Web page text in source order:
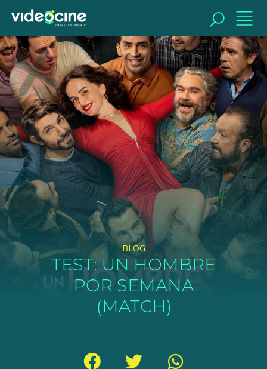
BUSCAR
BLOG
TEST: UN HOMBRE
POR SEMANA
(MATCH)